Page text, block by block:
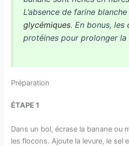
L’absence de farine
glycémiques. En bonus, les
protéines pour prolonger la
Préparation
ÉTAPE 1
Dans un bol, écrase la banane ou
les flocons. Ajoute la levure, le sel